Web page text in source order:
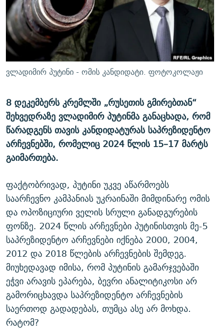
ᲛᲝᲚᲐᲞᲐᲠᲐᲙᲔ ᲢᲔᲥᲡᲢᲔᲑᲘ
ᲨᲘᲜ - ᲣᲪᲮᲝᲔᲗᲨᲘ
ᲚᲘᲢᲔᲠᲐᲢᲣᲠᲣᲚᲘ ᲬᲐᲮᲜᲐᲒᲔᲑᲘ
ᲐᲛᲔᲠᲘᲙᲣᲚᲘ ᲛᲝᲗᲮᲠᲝᲑᲐ
ᲘᲛᲞᲔᲠᲘᲐ ᲓᲐ ᲠᲐᲓᲘᲝ
ᲩᲔᲛᲘ ᲡᲘᲙᲕᲓᲘᲚᲘᲡ ᲛᲘᲖᲔᲖᲘᲐ COVID-19
11 ᲬᲔᲚᲘ - 11 ᲐᲛᲑᲐᲕᲘ
ᲡᲐᲞᲐᲠᲚᲐᲛᲔᲜᲢᲝ ᲐᲠᲩᲔᲕᲜᲔᲑᲘᲡ ᲘᲡᲢᲝᲠᲘᲐ
ᲑᲐᲕᲨᲕᲔᲑᲘ ᲞᲠᲝᲡᲢᲘᲢᲣᲪᲘᲐᲨᲘ - ᲐᲛᲝᲣᲗᲥᲛᲔᲚᲘ ᲐᲛᲑᲐᲕᲘ
5 ᲐᲛᲑᲐᲕᲘ - 20 ᲘᲕᲜᲘᲡᲡ ᲓᲐᲨᲐᲕᲔᲑᲣᲚᲔᲑᲘ
ᲐᲒᲕᲘᲡᲢᲝᲡ ᲝᲛᲘ
ПРИВЕТ ᲙᲣᲚᲢᲣᲠᲐ
ᲒᲐᲛᲝᲘᲬᲔᲠᲔ
რთე/რთ-ის ყველა საიტი
ვლადიმირ პუტინი - ომის კანდიდატი. ფოტოკოლაჟი
8 დეკემბერს კრემლში „რუსეთის გმირებთან“
შეხვედრაზე ვლადიმირ პუტინმა განაცხადა, რომ
წარადგენს თავის კანდიდატურას საპრეზიდენტო
არჩევნებში, რომელიც 2024 წლის 15–17 მარტს
გაიმართება.
ფაქტობრივად, პუტინი უკვე აწარმოებს
საარჩევნო კამპანიას უკრაინაში მიმდინარე ომის
და ოპოზიციური ველის სრული განადგურების
ფონზე. 2024 წლის არჩევნები პუტინისთვის მე-5
საპრეზიდენტო არჩევნები იქნება 2000, 2004,
2012 და 2018 წლების არჩევნების შემდეგ.
მიუხედავად იმისა, რომ პუტინის გამარჯვებაში
ეჭვი არავის ეპარება, ბევრი ანალიტიკოსი არ
გამორიცხავდა საპრეზიდენტო არჩევნების
საერთოდ გადადებას, თუმცა ასე არ მოხდა.
რატომ?